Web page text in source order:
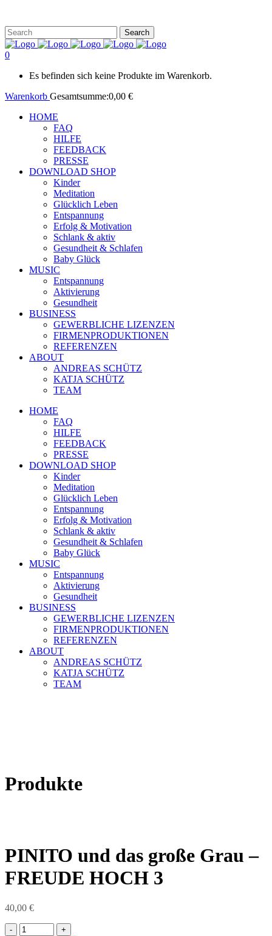
0
Es befinden sich keine Produkte im Warenkorb.
Warenkorb Gesamtsumme:0,00 €
HOME
FAQ
HILFE
FEEDBACK
PRESSE
DOWNLOAD SHOP
Kinder
Meditation
Glücklich Leben
Entspannung
Erfolg & Motivation
Schlank & aktiv
Gesundheit & Schlafen
Baby Glück
MUSIC
Entspannung
Aktivierung
Gesundheit
BUSINESS
GEWERBLICHE LIZENZEN
FIRMENPRODUKTIONEN
REFERENZEN
ABOUT
ANDREAS SCHÜTZ
KATJA SCHÜTZ
TEAM
HOME
FAQ
HILFE
FEEDBACK
PRESSE
DOWNLOAD SHOP
Kinder
Meditation
Glücklich Leben
Entspannung
Erfolg & Motivation
Schlank & aktiv
Gesundheit & Schlafen
Baby Glück
MUSIC
Entspannung
Aktivierung
Gesundheit
BUSINESS
GEWERBLICHE LIZENZEN
FIRMENPRODUKTIONEN
REFERENZEN
ABOUT
ANDREAS SCHÜTZ
KATJA SCHÜTZ
TEAM
Produkte
PINITO und das große Grau –
FREUDE HOCH 3
40,00 €